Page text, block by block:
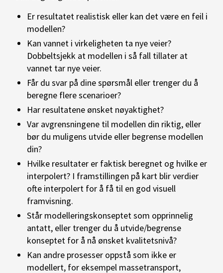
Er resultatet realistisk eller kan det være en feil i
modellen?
Kan vannet i virkeligheten ta nye veier?
Dobbeltsjekk at modellen i så fall tillater at
vannet tar nye veier.
Får du svar på dine spørsmål eller trenger du å
beregne flere scenarioer?
Har resultatene ønsket nøyaktighet?
Var avgrensningene til modellen din riktig, eller
bør du muligens utvide eller begrense modellen
din?
Hvilke resultater er faktisk beregnet og hvilke er
interpolert? I framstillingen på kart blir verdier
ofte interpolert for å få til en god visuell
framvisning.
Står modelleringskonseptet som opprinnelig
antatt, eller trenger du å utvide/begrense
konseptet for å nå ønsket kvalitetsnivå?
Kan andre prosesser oppstå som ikke er
modellert, for eksempel massetransport,